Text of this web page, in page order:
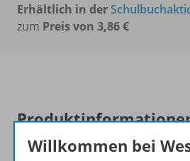
Erhältlich in der
zum Preis von 3,86 €
Willkommen bei